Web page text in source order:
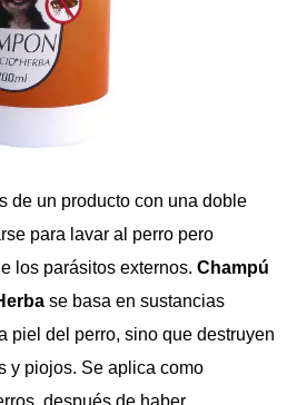
de un producto con una doble
para lavar al perro pero
los parásitos externos. Champú
se basa en sustancias
piel del perro, sino que destruyen
y piojos. Se aplica como